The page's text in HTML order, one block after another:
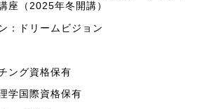
座（2025年冬開講）
：ドリームビジョン
ング資格保有
学国際資格保有